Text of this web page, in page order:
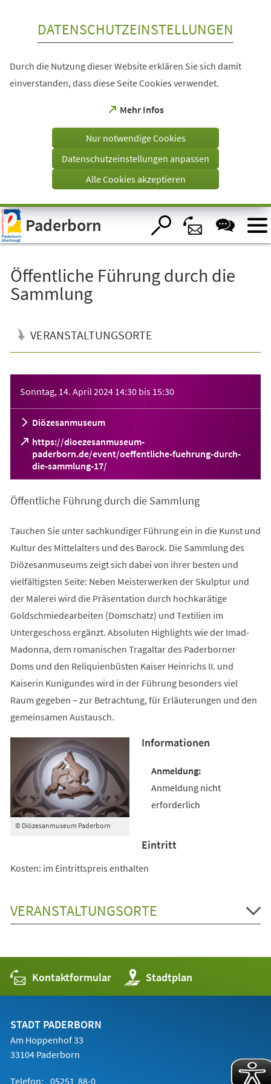
Visuelle
Assistenzsoftware
öffnen.
DATENSCHUTZEINSTELLUNGEN
Durch die Nutzung dieser Website erklären Sie sich damit
einverstanden, dass diese Seite Cookies verwendet.
Mehr Infos
(Öffnet
einem
Tab)
Nur notwendige Cookies
Datenschutzeinstellungen anpassen
Alle Cookies akzeptieren
Paderborn
Öffentliche Führung durch die
Sammlung
VERANSTALTUNGSORTE
Sonntag, 14. April 2024 14:30 bis 15:30
Diözesanmuseum
https://dioezesanmuseum-
paderborn.de/event/oeffentliche-fuehrung-durch-
die-sammlung-17/
(Öffnet
in
neuen
Öffentliche Führung durch die Sammlung
Tauchen Sie unter sachkundiger Führung ein in die Kunst und
Kultur des Mittelalters und des Barock. Die Sammlung des
Diözesanmuseums zeigt sich dabei von ihrer besten und
vielfältigsten Seite: Neben Meisterwerken der Skulptur und
der Malerei wird die Präsentation durch hochkarätige
Goldschmiedearbeiten (Domschatz) und Textilien im
Untergeschoss ergänzt. Absoluten Highlights wie der Imad-
Madonna, dem romanischen Tragaltar des Paderborner
Doms und den Reliquienbüsten Kaiser Heinrichs II. und
Kaiserin Kunigundes wird in der Führung besonders viel
Raum gegeben – zur Betrachtung, für Erläuterungen und den
gemeinsamen Austausch.
© Diözesanmuseum Paderborn
Informationen
Anmeldung nicht
erforderlich
Eintritt
Kosten: im Eintrittspreis enthalten
VERANSTALTUNGSORTE
Kontaktformular Stadtplan
(Öffnet
in
einem
STADT PADERBORN
Am Hoppenhof 33
33104 Paderborn
Telefon: 05251 88-0